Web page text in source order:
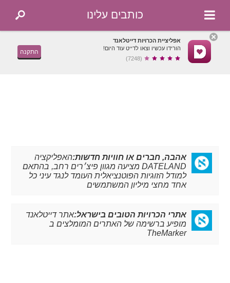
כותבים עלינו
אפליציית הכרויות דייטלאנד
הורידו עכשיו וצאו לדייט עוד היום!
(7248)
התקנה
אהבה, חברים או חוויות חדשות:האפליקציה
DATELAND מציעה מגוון פיצ׳רים רחב, בהתאם
למודל הזוגיות הפוטנציאלית העומד לנגד עיני כל
אחד מחצי מיליון המשתמשים
אתרי הכרויות הטובים בישראל:אתר דייטלאנד
מופיע ברשימה של האתרים המומלצים ב
TheMarker